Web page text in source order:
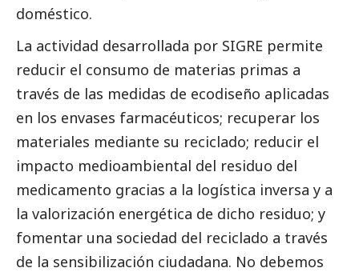
doméstico.
La actividad desarrollada por SIGRE permite
reducir el consumo de materias primas a
través de las medidas de ecodiseño aplicadas
en los envases farmacéuticos; recuperar los
materiales mediante su reciclado; reducir el
impacto medioambiental del residuo del
medicamento gracias a la logística inversa y a
la valorización energética de dicho residuo; y
fomentar una sociedad del reciclado a través
de la sensibilización ciudadana. No debemos